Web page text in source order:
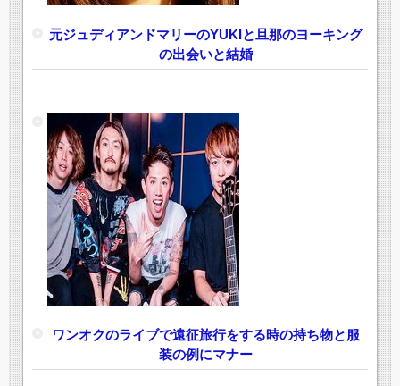
元ジュディアンドマリーのYUKIと旦那のヨーキング
の出会いと結婚
ワンオクのライブで遠征旅行をする時の持ち物と服
装の例にマナー